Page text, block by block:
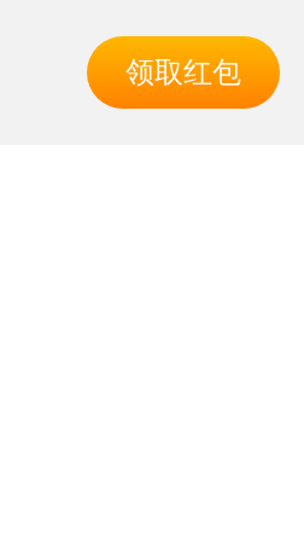
领取红包